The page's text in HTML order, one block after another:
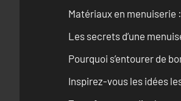
Matériaux en menuiserie
Les secrets d’une
Pourquoi s’entourer de
Inspirez-vous les idées